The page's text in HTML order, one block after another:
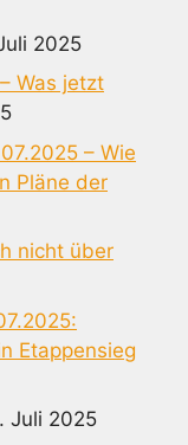
2025
Was jetzt
– Wie
Pläne der
nicht über
Etappensieg
Juli 2025